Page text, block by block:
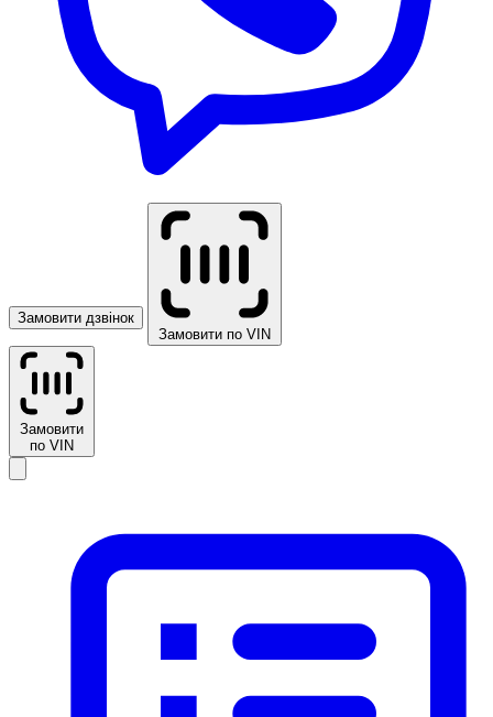
Замовити дзвінок
Замовити по VIN
Замовити
по VIN